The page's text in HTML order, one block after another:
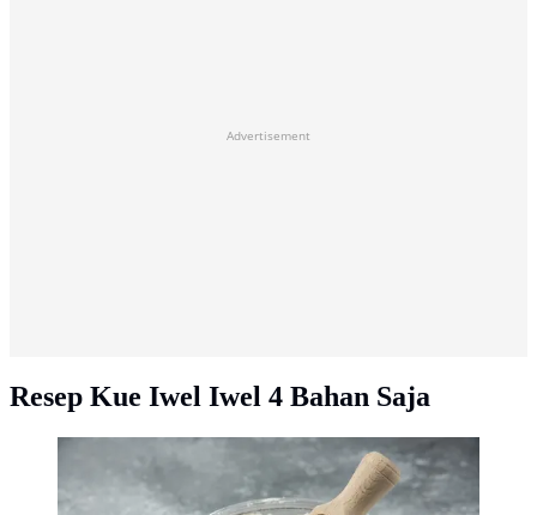
Advertisement
Resep Kue Iwel Iwel 4 Bahan Saja
Ilustrasi tepung ketan/credit: Freepik.com